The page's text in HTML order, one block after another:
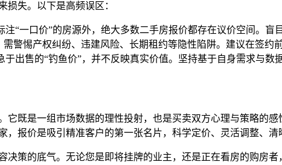
损失。以下是高频误区：
“一口价”的房源外，绝大多数二手房报价都存在议价空间。盲
警惕产权纠纷、违建风险、长期租约等隐性陷阱。建议在签约
于出售的“钓鱼价”，并不反映真实价值。坚持基于自身需求与数
它既是一组市场数据的理性投射，也是买卖双方心理与策略的
报价是吸引精准客户的第一张名片，科学定价、灵活调整、清
决策的底气。无论您是即将挂牌的业主，还是正在看房的购